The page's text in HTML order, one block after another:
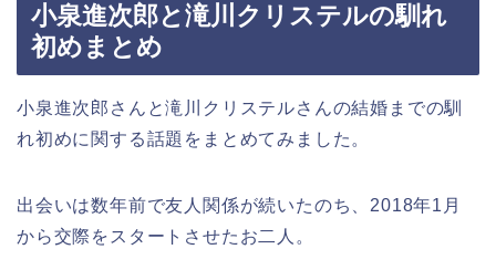
小泉進次郎と滝川クリステルの馴れ
初めまとめ
小泉進次郎さんと滝川クリステルさんの結婚までの馴
れ初めに関する話題をまとめてみました。
出会いは数年前で友人関係が続いたのち、2018年1月
から交際をスタートさせたお二人。